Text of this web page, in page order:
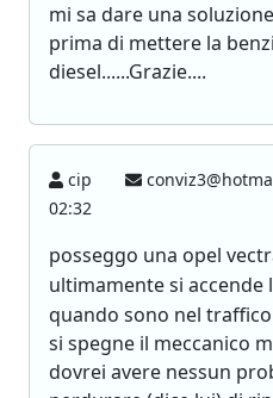
mi sa dare una
prima di mettere la
diesel......Grazie....
cip
02:32
posseggo una opel
ultimamente si accende
quando sono nel
si spegne il meccanico
dovrei avere nessun